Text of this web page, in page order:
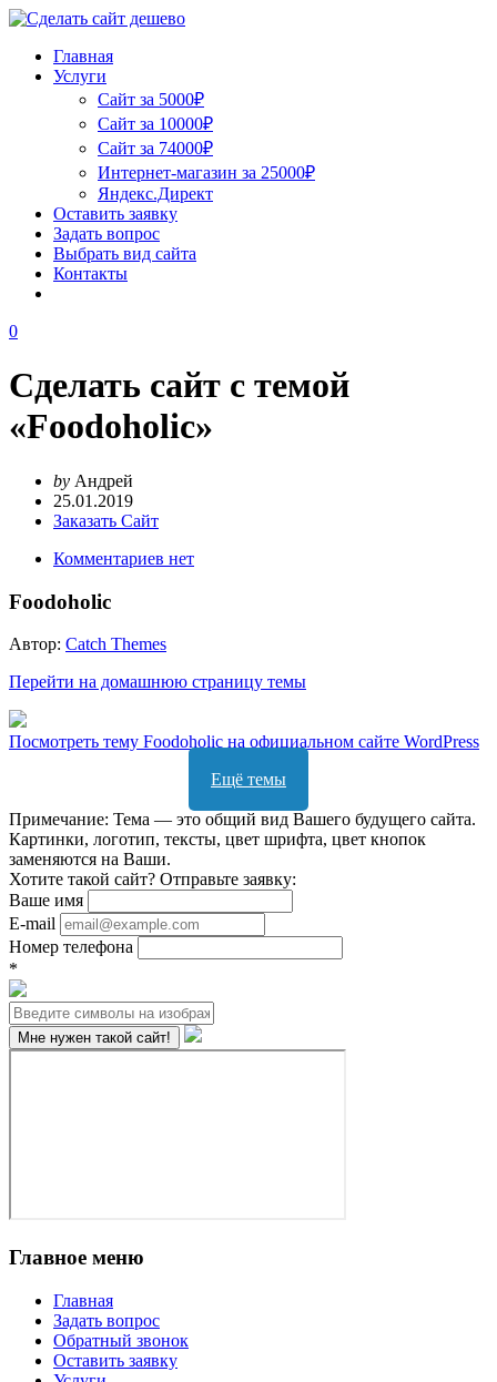
Главная
Услуги
Сайт за 5000₽
Сайт за 10000₽
Сайт за 74000₽
Интернет-магазин за 25000₽
Яндекс.Директ
Оставить заявку
Задать вопрос
Выбрать вид сайта
Контакты
0
Сделать сайт с темой
«Foodoholic»
by Андрей
25.01.2019
Заказать Сайт
Комментариев нет
Foodoholic
Автор: Catch Themes
Перейти на домашнюю страницу темы
Посмотреть тему Foodoholic на официальном сайте WordPress
Ещё темы
Примечание: Тема — это общий вид Вашего будущего сайта.
Картинки, логотип, тексты, цвет шрифта, цвет кнопок
заменяются на Ваши.
Хотите такой сайт? Отправьте заявку:
Ваше имя
E-mail
Номер телефона
*
Главное меню
Главная
Задать вопрос
Обратный звонок
Оставить заявку